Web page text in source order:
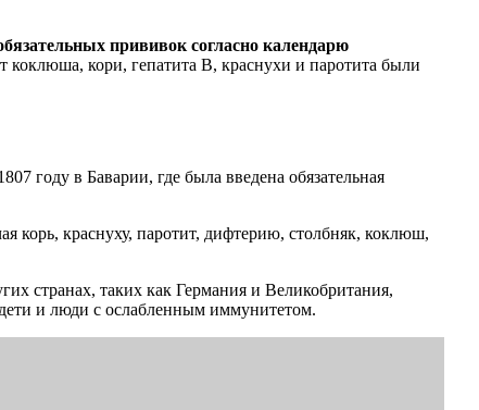
прививок согласно календарю
коклюша, кори, гепатита В, краснухи и паротита были
году в Баварии, где была введена обязательная
корь, краснуху, паротит, дифтерию, столбняк, коклюш,
странах, таких как Германия и Великобритания,
дети и люди с ослабленным иммунитетом.